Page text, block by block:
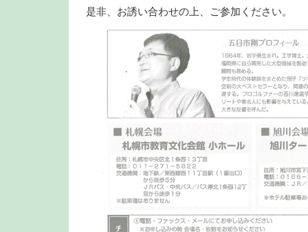
是非、お誘い合わせの上、ご参加ください。